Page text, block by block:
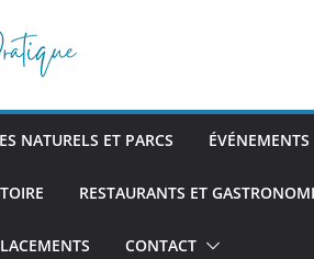
NATURELS ET PARCS ÉVÉNEMENTS
RESTAURANTS ET
CONTACT